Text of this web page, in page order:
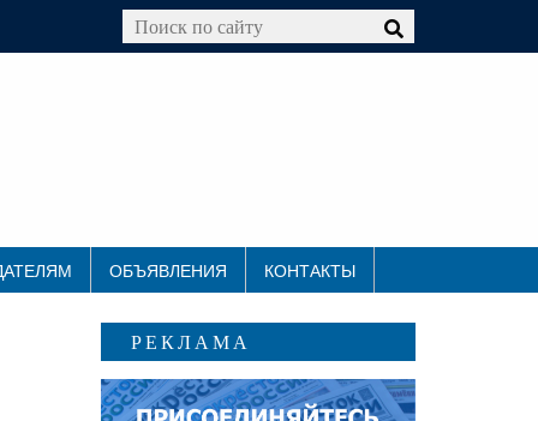
ОБЪЯВЛЕНИЯ КОНТАКТЫ
РЕКЛАМА